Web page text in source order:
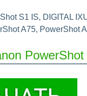
S1 IS, DIGITAL
A75, PowerShot